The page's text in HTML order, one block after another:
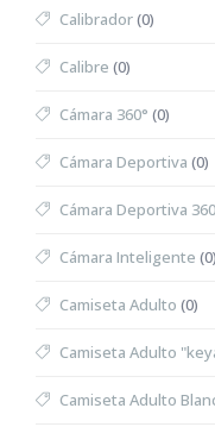
Calibrador(0)
Calibre (0)
Cámara 360° (0)
Cámara Deportiva (0)
Cámara Deportiva
Cámara Inteligente (0)
Camiseta Adulto (0)
Camiseta Adulto
Camiseta Adulto